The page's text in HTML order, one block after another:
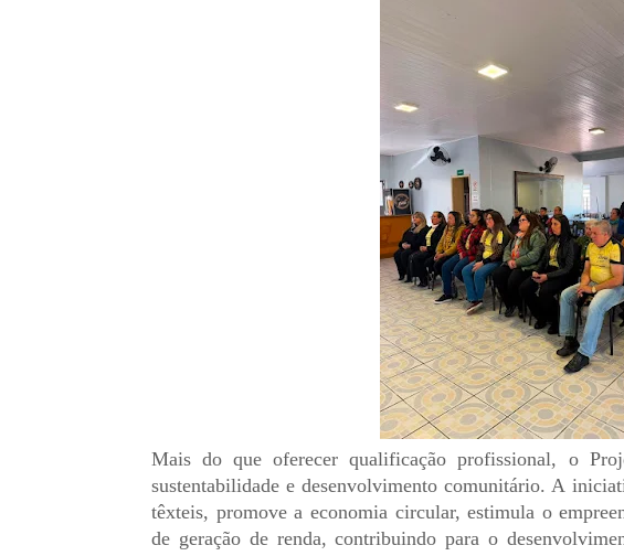
Mais do que oferecer qualificação profissional, o
sustentabilidade e desenvolvimento comunitário. A
têxteis, promove a economia circular, estimula o
de geração de renda, contribuindo para o